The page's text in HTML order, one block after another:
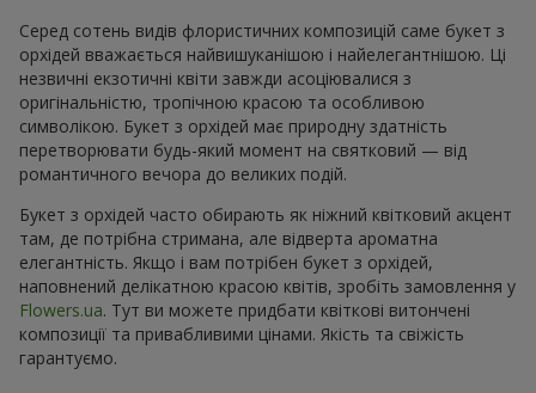
Серед сотень видів флористичних композицій саме букет з
орхідей вважається найвишуканішою і найелегантнішою. Ці
незвичні екзотичні квіти завжди асоціювалися з
оригінальністю, тропічною красою та особливою
символікою. Букет з орхідей має природну здатність
перетворювати будь-який момент на святковий — від
романтичного вечора до великих подій.
Букет з орхідей часто обирають як ніжний квітковий акцент
там, де потрібна стримана, але відверта ароматна
елегантність. Якщо і вам потрібен букет з орхідей,
наповнений делікатною красою квітів, зробіть замовлення у
Flowers.ua. Тут ви можете придбати квіткові витончені
композиції та привабливими цінами. Якість та свіжість
гарантуємо.